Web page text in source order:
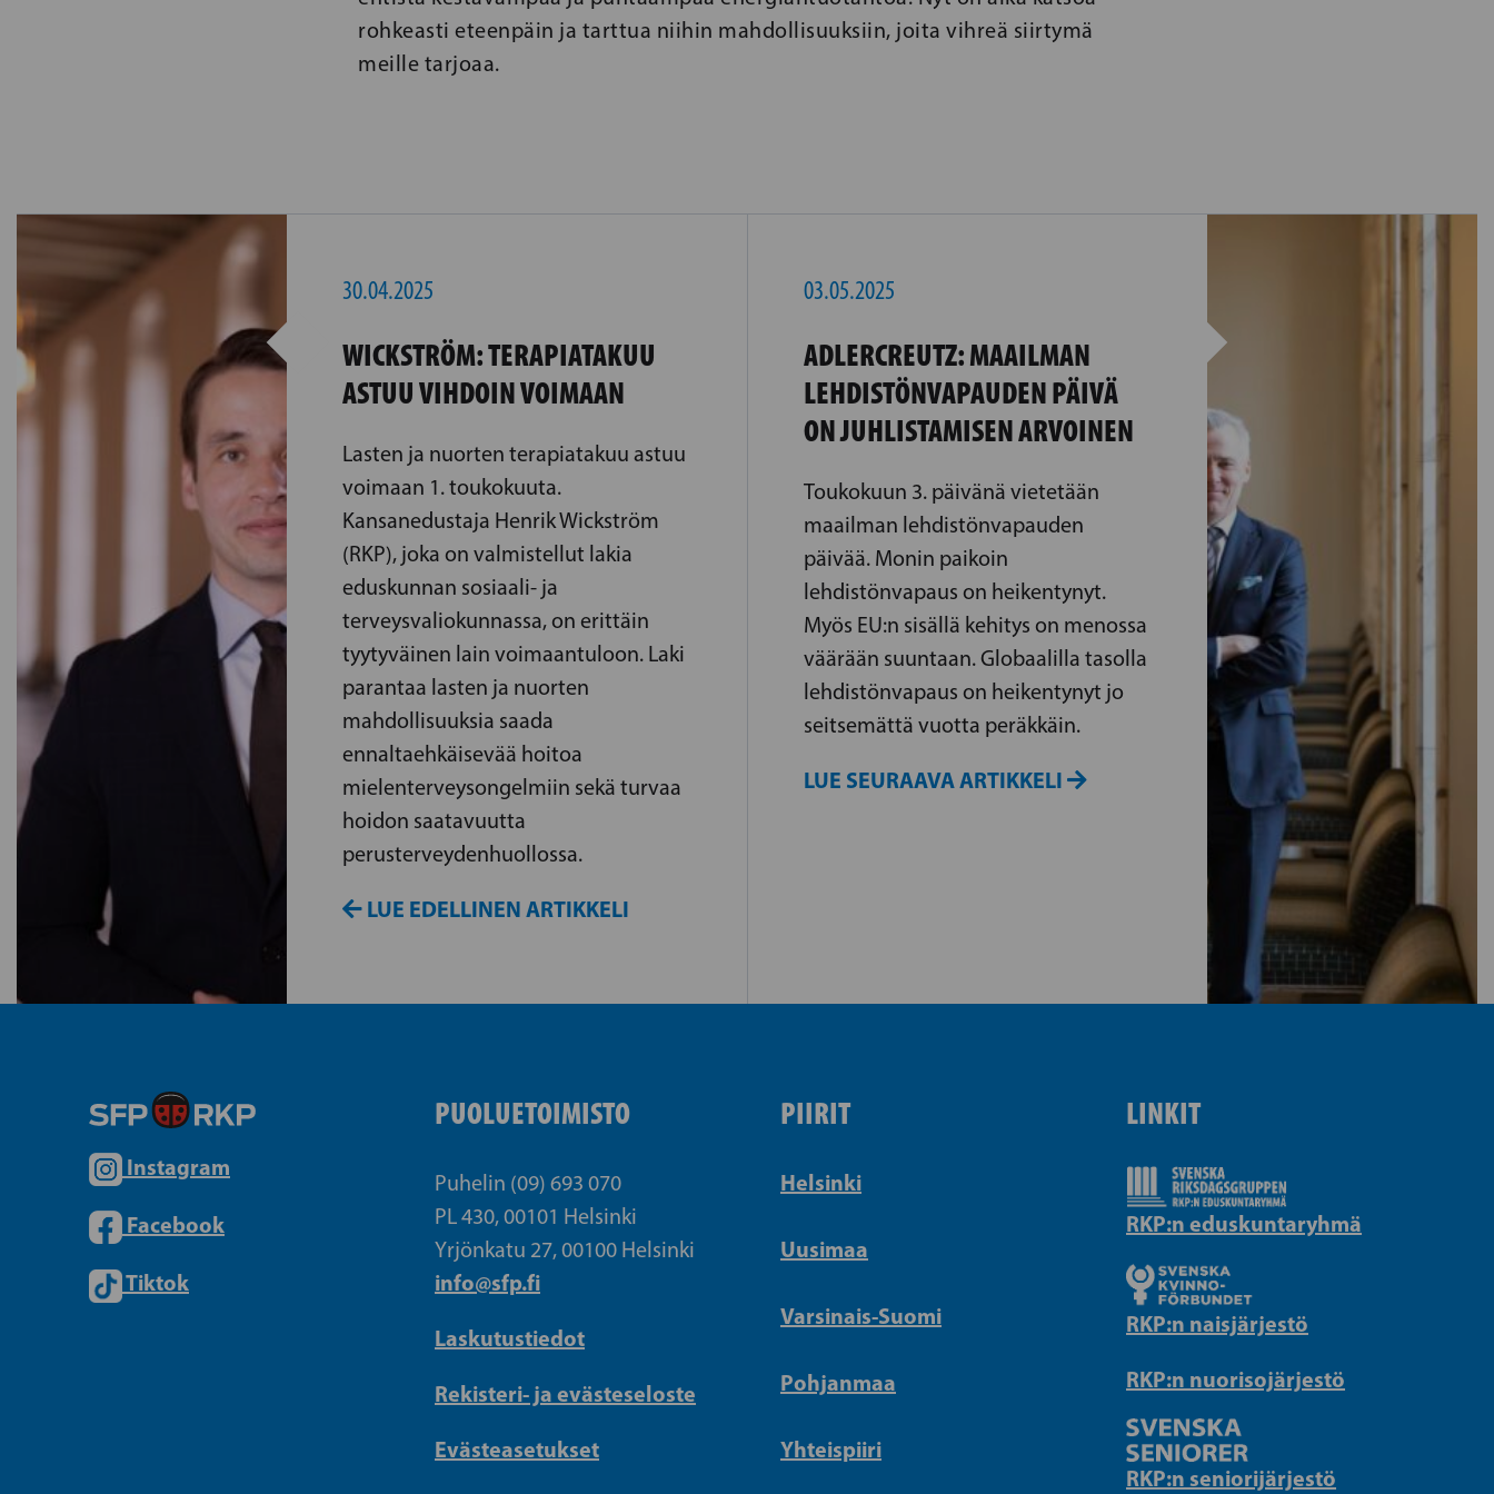
rohkeasti eteenpäin ja tarttua niihin mahdollisuuksiin, joita vihreä siirtymä
meille tarjoaa.
30.04.2025
WICKSTRÖM: TERAPIATAKUU
ASTUU VIHDOIN VOIMAAN
Lasten ja nuorten terapiatakuu astuu
voimaan 1. toukokuuta.
Kansanedustaja Henrik Wickström
(RKP), joka on valmistellut lakia
eduskunnan sosiaali- ja
terveysvaliokunnassa, on erittäin
tyytyväinen lain voimaantuloon. Laki
parantaa lasten ja nuorten
mahdollisuuksia saada
ennaltaehkäisevää hoitoa
mielenterveysongelmiin sekä turvaa
hoidon saatavuutta
perusterveydenhuollossa.
LUE EDELLINEN ARTIKKELI
03.05.2025
ADLERCREUTZ: MAAILMAN
LEHDISTÖNVAPAUDEN PÄIVÄ
ON JUHLISTAMISEN ARVOINEN
Toukokuun 3. päivänä vietetään
maailman lehdistönvapauden
päivää. Monin paikoin
lehdistönvapaus on heikentynyt.
Myös EU:n sisällä kehitys on menossa
väärään suuntaan. Globaalilla tasolla
lehdistönvapaus on heikentynyt jo
seitsemättä vuotta peräkkäin.
LUE SEURAAVA ARTIKKELI
Instagram
Facebook
Tiktok
PUOLUETOIMISTO
Puhelin (09) 693 070
PL 430, 00101 Helsinki
Yrjönkatu 27, 00100 Helsinki
info@sfp.fi
Laskutustiedot
Rekisteri- ja evästeseloste
Evästeasetukset
PIIRIT
Helsinki
Uusimaa
Varsinais-Suomi
Pohjanmaa
Yhteispiiri
LINKIT
RKP:n eduskuntaryhmä
RKP:n naisjärjestö
RKP:n nuorisojärjestö
RKP:n seniorijärjestö